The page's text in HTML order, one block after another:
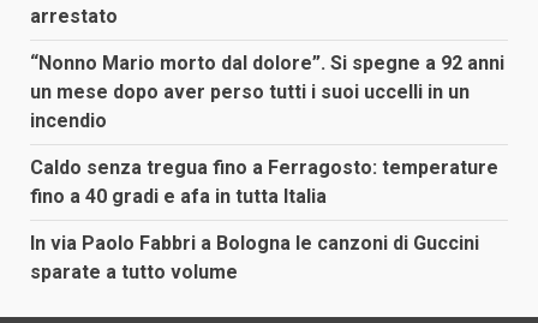
arrestato
“Nonno Mario morto dal dolore”. Si spegne a 92 anni
un mese dopo aver perso tutti i suoi uccelli in un
incendio
Caldo senza tregua fino a Ferragosto: temperature
fino a 40 gradi e afa in tutta Italia
In via Paolo Fabbri a Bologna le canzoni di Guccini
sparate a tutto volume